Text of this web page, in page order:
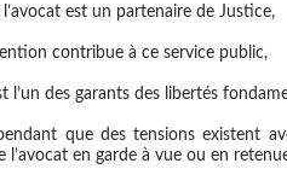
est un partenaire de Justice,
contribue à ce service public,
l’un des garants des libertés
que des tensions existent
l’avocat en garde à vue ou en